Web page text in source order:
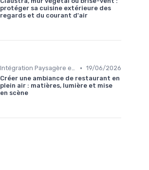
protéger sa cuisine extérieure des
regards et du courant d'air
Intégration Paysagère et Décoration • 19/06/2026
Créer une ambiance de restaurant en
plein air : matières, lumière et mise
en scène